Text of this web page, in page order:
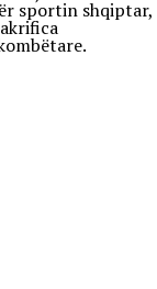
sportin shqiptar,